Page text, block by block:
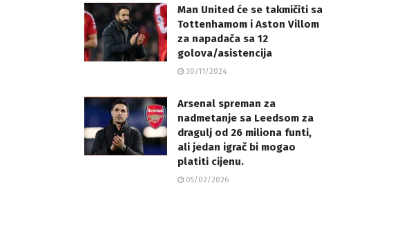
Man United će se takmičiti sa
Tottenhamom i Aston Villom
za napadača sa 12
golova/asistencija
30/11/2024
Arsenal spreman za
nadmetanje sa Leedsom za
dragulj od 26 miliona funti,
ali jedan igrač bi mogao
platiti cijenu.
05/02/2026